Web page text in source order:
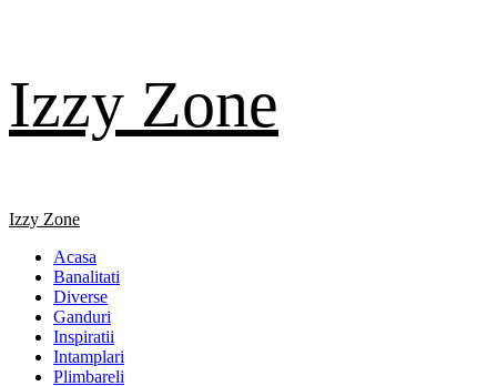
content
Izzy Zone
Primary
Izzy Zone
Acasa
Banalitati
Diverse
Ganduri
Inspiratii
Intamplari
Plimbareli